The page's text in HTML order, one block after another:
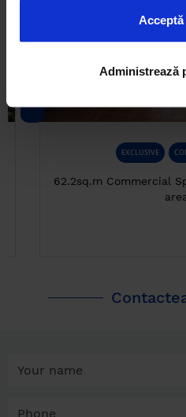
Administrează
EXCLUSIVE
62.2sq.m Commercial